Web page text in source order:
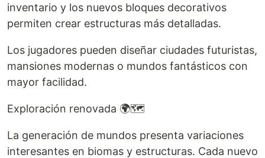
inventario y los nuevos bloques decorativos
permiten crear estructuras más detalladas.
Los jugadores pueden diseñar ciudades futuristas,
mansiones modernas o mundos fantásticos con
mayor facilidad.
Exploración renovada 🌍🗺️
La generación de mundos presenta variaciones
interesantes en biomas y estructuras. Cada nuevo